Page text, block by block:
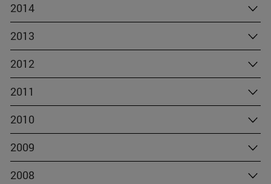
2014
2013
2012
2011
2010
2009
2008